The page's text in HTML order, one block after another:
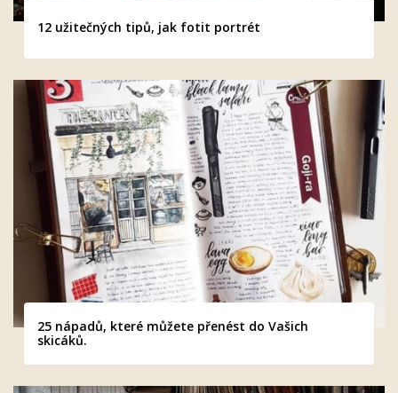
12 užitečných tipů, jak fotit portrét
25 nápadů, které můžete přenést do Vašich
skicáků.